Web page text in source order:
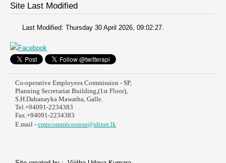
Site Last Modified
Last Modified: Thursday 30 April 2026, 09:02:27.
Co-operative Employees Commission - SP,
Planning Secretariat Building,(1st Floor),
S.H.Dahanayka Mawatha, Galle.
Tel.+94091-2234383
Fax.+94091-2234383
E.mail - empcommicoopsp@sltnet.lk